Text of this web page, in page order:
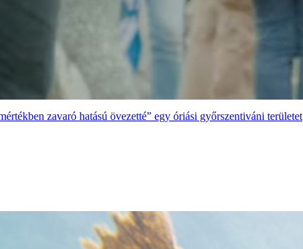
zavaró hatású övezetté” egy óriási győrszentiváni területet